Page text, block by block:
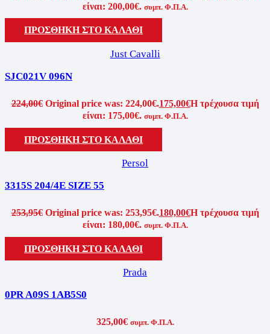
είναι: 200,00€. συμπ. Φ.Π.Α.
ΠΡΟΣΘΗΚΗ ΣΤΟ ΚΑΛΑΘΙ
Just Cavalli
SJC021V 096N
224,00€ Original price was: 224,00€.175,00€Η τρέχουσα τιμή
είναι: 175,00€. συμπ. Φ.Π.Α.
ΠΡΟΣΘΗΚΗ ΣΤΟ ΚΑΛΑΘΙ
Persol
3315S 204/4E SIZE 55
253,95€ Original price was: 253,95€.180,00€Η τρέχουσα τιμή
είναι: 180,00€. συμπ. Φ.Π.Α.
ΠΡΟΣΘΗΚΗ ΣΤΟ ΚΑΛΑΘΙ
Prada
0PR A09S 1AB5S0
325,00€ συμπ. Φ.Π.Α.